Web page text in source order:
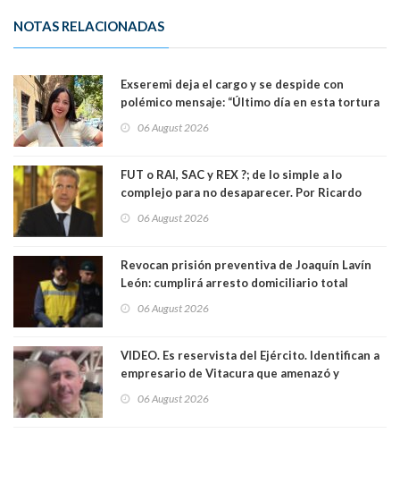
NOTAS RELACIONADAS
Exseremi deja el cargo y se despide con
polémico mensaje: “Último día en esta tortura
06 August 2026
FUT o RAI, SAC y REX ?; de lo simple a lo
complejo para no desaparecer. Por Ricardo
06 August 2026
Revocan prisión preventiva de Joaquín Lavín
León: cumplirá arresto domiciliario total
06 August 2026
VIDEO. Es reservista del Ejército. Identifican a
empresario de Vitacura que amenazó y
al "ring raja". Se trata de Andrés Arrieta y la
06 August 2026